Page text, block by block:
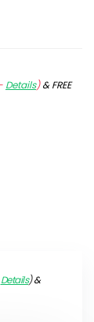
Details)&FREE
Details)&